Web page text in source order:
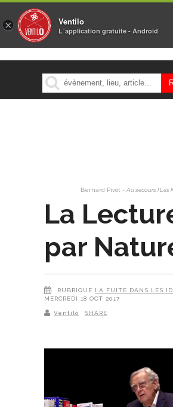
MENU
Bernard Pivot - Au secours ! Les
La
par
RUBRIQUE LA FUITE DANS LES
MERCREDI 18 OCT 2017
Ventilo SHARE
× Ventilo
L´application gratuite - Android